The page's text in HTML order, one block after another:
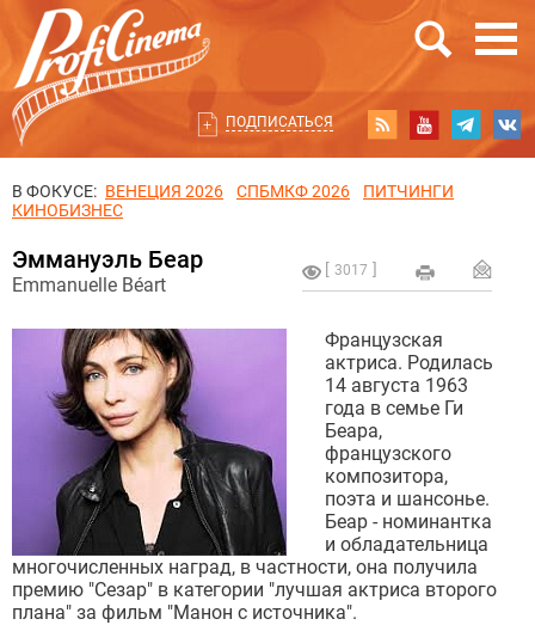
ПОДПИСАТЬСЯ
В ФОКУСЕ: ВЕНЕЦИЯ 2026 СПБМКФ 2026
ПИТЧИНГИ
КИНОБИЗНЕС
3017
Эммануэль Беар
Emmanuelle Béart
Французская
актриса. Родилась
14 августа 1963
года в семье Ги
Беара,
французского
композитора,
поэта и шансонье.
Беар - номинантка
и обладательница
многочисленных наград, в частности, она получила
премию "Сезар" в категории "лучшая актриса второго
плана" за фильм "Манон с источника".